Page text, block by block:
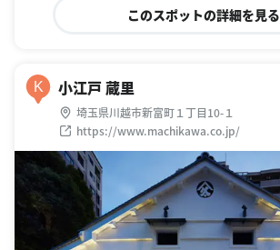
このスポットの詳細を見る
K 小江戸 蔵里
埼玉県川越市新富町１丁目10-１
https://www.machikawa.co.jp/